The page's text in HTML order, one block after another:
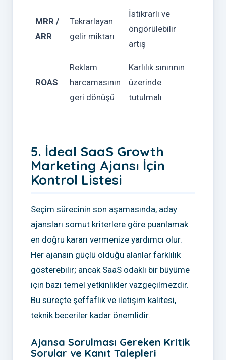
MRR /
ARR
Tekrarlayan
gelir miktarı
İstikrarlı ve
öngörülebilir
artış
ROAS
Reklam
harcamasının
geri dönüşü
Karlılık sınırının
üzerinde
tutulmalı
5. İdeal SaaS Growth
Marketing Ajansı İçin
Kontrol Listesi
Seçim sürecinin son aşamasında, aday
ajansları somut kriterlere göre puanlamak
en doğru kararı vermenize yardımcı olur.
Her ajansın güçlü olduğu alanlar farklılık
gösterebilir; ancak SaaS odaklı bir büyüme
için bazı temel yetkinlikler vazgeçilmezdir.
Bu süreçte şeffaflık ve iletişim kalitesi,
teknik beceriler kadar önemlidir.
Ajansa Sorulması Gereken Kritik
Sorular ve Kanıt Talepleri